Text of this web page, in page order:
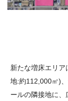
新たな増床エリ
地:約112,000㎡)
ールの隣接地に